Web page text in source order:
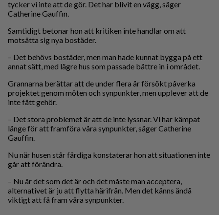
tycker vi inte att de gör. Det har blivit en vägg, säger
Catherine Gauffin.
Samtidigt betonar hon att kritiken inte handlar om att
motsätta sig nya bostäder.
– Det behövs bostäder, men man hade kunnat bygga på ett
annat sätt, med lägre hus som passade bättre in i området.
Grannarna berättar att de under flera år försökt påverka
projektet genom möten och synpunkter, men upplever att de
inte fått gehör.
– Det stora problemet är att de inte lyssnar. Vi har kämpat
länge för att framföra våra synpunkter, säger Catherine
Gauffin.
Nu när husen står färdiga konstaterar hon att situationen inte
går att förändra.
– Nu är det som det är och det måste man acceptera,
alternativet är ju att flytta härifrån. Men det känns ändå
viktigt att få fram våra synpunkter.